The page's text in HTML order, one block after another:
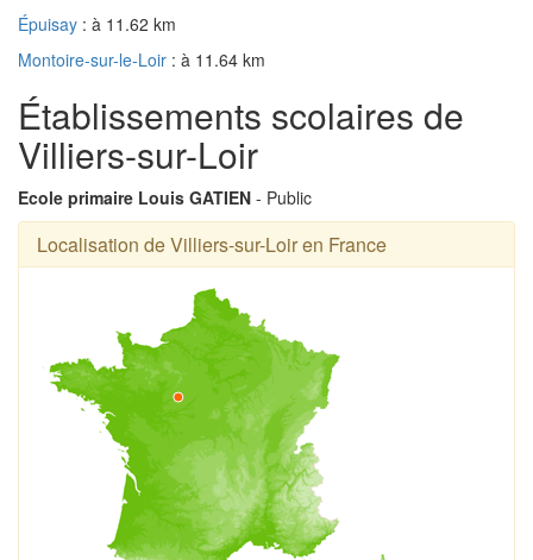
Épuisay : à 11.62 km
Montoire-sur-le-Loir : à 11.64 km
Établissements scolaires de
Villiers-sur-Loir
Ecole primaire Louis GATIEN - Public
Localisation de Villiers-sur-Loir en France